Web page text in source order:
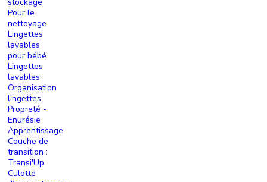
Pour le
nettoyage
Lingettes
lavables
pour bébé
Lingettes
lavables
Organisation
lingettes
Propreté -
Enurésie
Apprentissage
Couche de
transition :
Transi'Up
Culotte